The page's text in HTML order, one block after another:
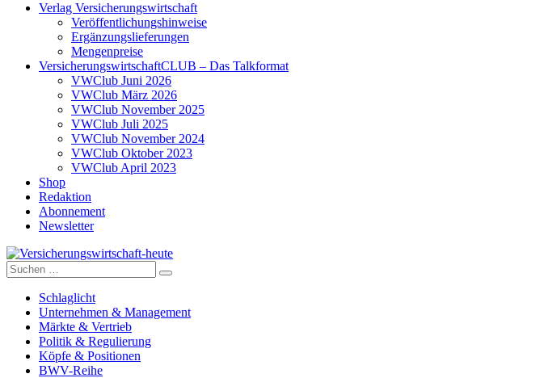
Verlag Versicherungswirtschaft
Veröffentlichungshinweise
Ergänzungslieferungen
Mengenpreise
VersicherungswirtschaftCLUB – Das Talkformat
VWClub Juni 2026
VWClub März 2026
VWClub November 2025
VWClub Juli 2025
VWClub November 2024
VWClub Oktober 2023
VWClub April 2023
Shop
Redaktion
Abonnement
Newsletter
Versicherungswirtschaft-heute
Suche
nach:
Schlaglicht
Unternehmen & Management
Märkte & Vertrieb
Politik & Regulierung
Köpfe & Positionen
BWV-Reihe